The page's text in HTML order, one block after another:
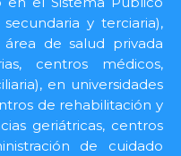
y terciaria),
de salud privada
centros médicos,
en universidades
de rehabilitación y
geriátricas, centros
de cuidado